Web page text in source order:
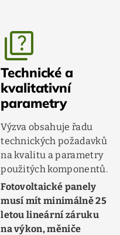
quiz
Technické a
kvalitativní
parametry
Výzva obsahuje řadu
technických požadavků
na kvalitu a parametry
použitých komponentů.
Fotovoltaické panely
musí mít minimálně 25
letou lineární záruku
na výkon, měniče